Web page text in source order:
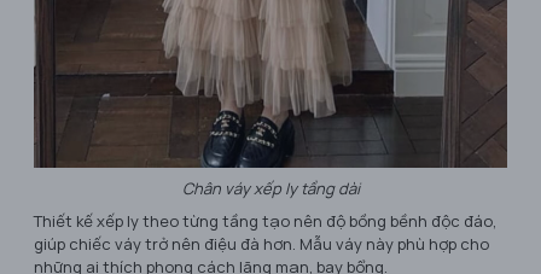
Chân váy xếp ly tầng dài
Thiết kế xếp ly theo từng tầng tạo nên độ bồng bềnh độc đáo,
giúp chiếc váy trở nên điệu đà hơn. Mẫu váy này phù hợp cho
những ai thích phong cách lãng mạn, bay bổng.